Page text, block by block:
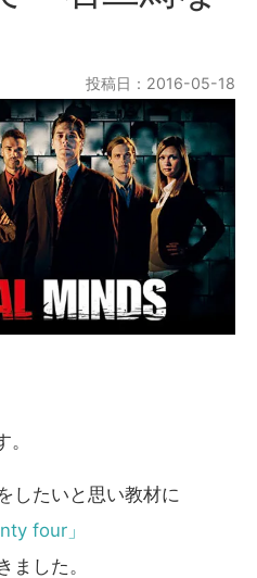
投稿日：2016-05-18
。
したいと思い教材に
four」
ました。